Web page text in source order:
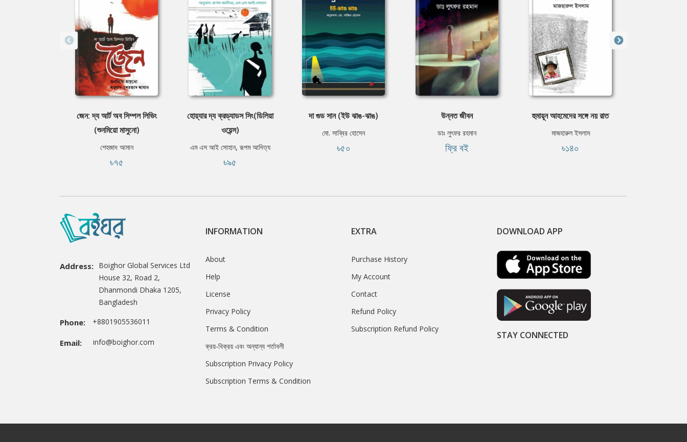
জেন: দ্য আর্ট অব সিম্পল লিভিং
(শুনমিয়ো মাসুনো)
শেহজাদ আমান
৳৭৫
হোয়্যার দ্য ক্রড্যাডস সিং(ডিলিয়া
ওয়েন্স)
এম এস আই সোহান, রূপম আদিত্য
৳৯৫
দা গুড সান (ইউ ঝাঙ-ঝাঙ)
মো. সাব্বির হোসেন
৳৫০
উন্নত জীবন
ডাঃ লুৎফর রহমান
ফ্রি বই
হুমায়ূন আহমেদের সঙ্গে নয় রাত
মাজহারুল ইসলাম
৳১৪০
Address: Boighor Global Services Ltd
House 32, Road 2,
Dhanmondi Dhaka 1205,
Bangladesh
Phone: +8801905536011
Email: info@boighor.com
INFORMATION
About
Help
License
Privacy Policy
Terms & Condition
ক্রয়-বিক্রয় এবং অন্যান্য শর্তাবলী
Subscription Privacy Policy
Subscription Terms & Condition
EXTRA
Purchase History
My Account
Contact
Refund Policy
Subscription Refund Policy
DOWNLOAD APP
STAY CONNECTED